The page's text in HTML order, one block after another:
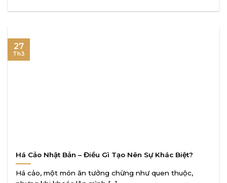
Há Cảo Nhật Bản – Điều Gì Tạo Nên Sự Khác Biệt?
Há cảo, một món ăn tưởng chừng như quen thuộc,
27
Th3